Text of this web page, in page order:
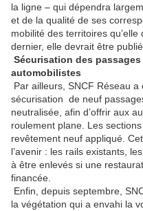
la ligne – qui dépendra
et de la qualité de ses
mobilité des territoires
dernier, elle devrait être
Sécurisation des
automobilistes
Par ailleurs, SNCF Réseau
sécurisation de neuf
neutralisée, afin d’offrir aux
roulement plane. Les
revêtement neuf appliqué.
l’avenir : les rails existants,
à être enlevés si une
financée.
Enfin, depuis septembre,
la végétation qui a envahi la